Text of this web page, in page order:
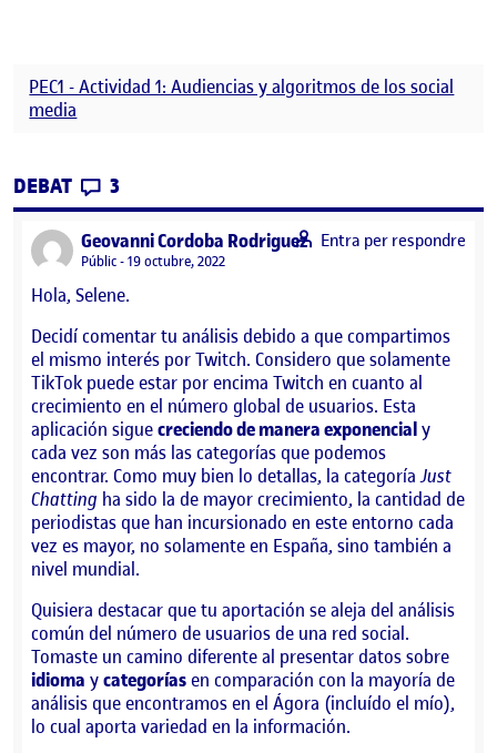
PEC1 - Actividad 1: Audiencias y algoritmos de los social
media
DEBAT CONTRIBUTIONS
3EL PEC 1: EL ÉXITO DE LOS STREAMERS
Geovanni Cordoba Rodriguezsays:
Visibilitat:
Públic 19 octubre, 2022
Hola, Selene.
Decidí comentar tu análisis debido a que compartimos
el mismo interés por Twitch. Considero que solamente
TikTok puede estar por encima Twitch en cuanto al
crecimiento en el número global de usuarios. Esta
aplicación siguecreciendo de manera exponencialy
cada vez son más las categorías que podemos
encontrar. Como muy bien lo detallas, la categoríaJust
Chatting ha sido la de mayor crecimiento, la cantidad de
periodistas que han incursionado en este entorno cada
vez es mayor, no solamente en España, sino también a
nivel mundial.
Quisiera destacar que tu aportación se aleja del análisis
común del número de usuarios de una red social.
Tomaste un camino diferente al presentar datos sobre
idioma ycategoríasen comparación con la mayoría de
análisis que encontramos en el Ágora (incluído el mío),
lo cual aporta variedad en la información.
Entra per respondre